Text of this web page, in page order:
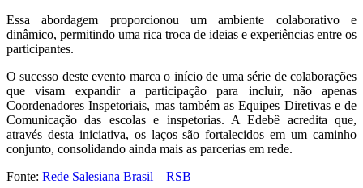
Essa abordagem proporcionou um ambiente colaborativo e
dinâmico, permitindo uma rica troca de ideias e experiências entre os
participantes.
O sucesso deste evento marca o início de uma série de colaborações
que visam expandir a participação para incluir, não apenas
Coordenadores Inspetoriais, mas também as Equipes Diretivas e de
Comunicação das escolas e inspetorias. A Edebê acredita que,
através desta iniciativa, os laços são fortalecidos em um caminho
conjunto, consolidando ainda mais as parcerias em rede.
Fonte: Rede Salesiana Brasil – RSB